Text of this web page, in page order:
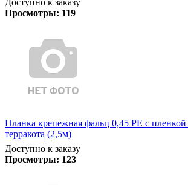
Просмотры: 119
Планка крепежная фальц 0,45 PE с
терракота (2,5м)
Доступно к заказу
Просмотры: 123